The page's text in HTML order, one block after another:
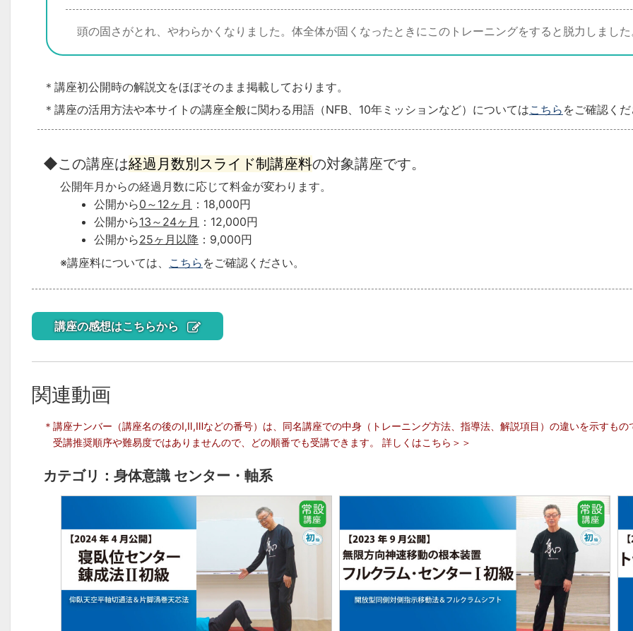
頭の固さがとれ、やわらかくなりました。体全体が固くなったときにこのトレーニングをすると脱力しまし
＊講座初公開時の解説文をほぼそのまま掲載しております。
＊講座の活用方法や本サイトの講座全般に関わる用語（NFB、10年ミッションなど）についてはこちら をご確認く
◆この講座は経過月数別スライド制講座料の対象講座です。
公開年月からの経過月数に応じて料金が変わります。
公開から0～12ヶ月 ：18,000円
公開から13～24ヶ月 ：12,000円
公開から25ヶ月以降 ：9,000円
※講座料については、 こちら をご確認ください。
講座の感想はこちらから
関連動画
＊講座ナンバー（講座名の後のⅠ,Ⅱ,Ⅲなどの番号）は、同名講座での中身（トレーニング方法、指導法、解説項目）の違いを示すもの
受講推奨順序や難易度ではありませんので、どの順番でも受講できます。詳しくはこちら＞＞
カテゴリ：身体意識 センター・軸系